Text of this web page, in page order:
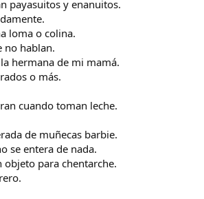
payasuitos y enanuitos.
loma o colina.
no hablan.
la hermana de mi mamá.
o más.
cuando toman leche.
de muñecas barbie.
se entera de nada.
objeto para chentarche.